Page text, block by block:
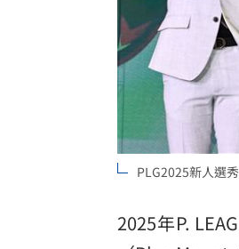
歐洲避暑天堂失
台灣彩券開獎直
LIVE三立+24小
三立iNEWS新聞
商場戰國來臨
台彩父親節推新
PLG2025新人選
2025年P.